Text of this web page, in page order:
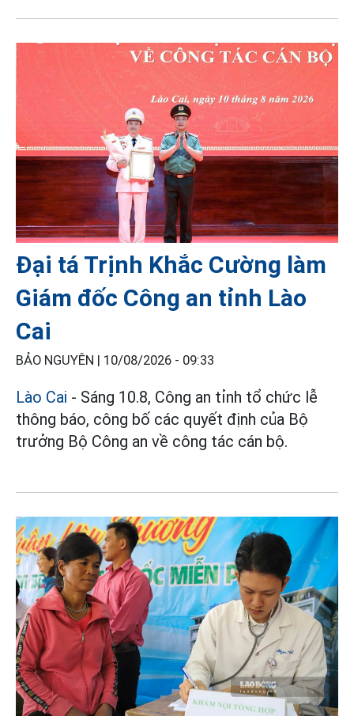
Đại tá Trịnh Khắc Cường làm
Giám đốc Công an tỉnh Lào
Cai
BẢO NGUYÊN | 10/08/2026 - 09:33
Lào Cai - Sáng 10.8, Công an tỉnh tổ chức lễ
thông báo, công bố các quyết định của Bộ
trưởng Bộ Công an về công tác cán bộ.